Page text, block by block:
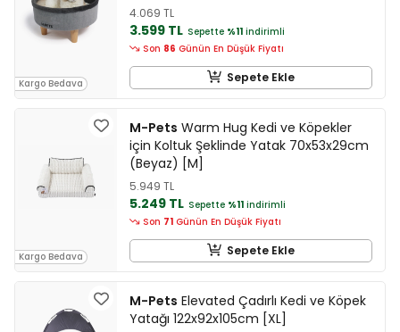
Kargo Bedava
4.069 TL
3.599 TL Sepette %11 indirimli
Son 86 Günün En Düşük Fiyatı
Sepete Ekle
Kargo Bedava
M-Pets Warm Hug Kedi ve Köpekler
için Koltuk Şeklinde Yatak 70x53x29cm
(Beyaz) [M]
5.949 TL
5.249 TL Sepette %11 indirimli
Son 71 Günün En Düşük Fiyatı
Sepete Ekle
M-Pets Elevated Çadırlı Kedi ve Köpek
Yatağı 122x92x105cm [XL]